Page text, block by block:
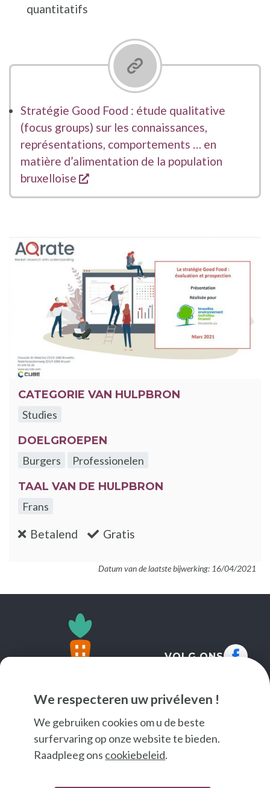
We respecteren uw privéleven !
We gebruiken cookies om u de beste
surfervaring op onze website te bieden.
Raadpleeg ons cookiebeleid.
quantitatifs
Stratégie Good Food : étude qualitative
(focus groups) sur les connaissances,
représentations, comportements … en
matière d’alimentation de la population
bruxelloise
opent een nieuw venster
CATEGORIE VAN HULPBRON
Studies
DOELGROEPEN
Burgers
Professionelen
TAAL VAN DE HULPBRON
Frans
Betalend :nee Gratis
Datum van de laatste bijwerking: 16/04/2021
VOLG ONS